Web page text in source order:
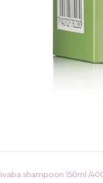
shampoon 150ml /